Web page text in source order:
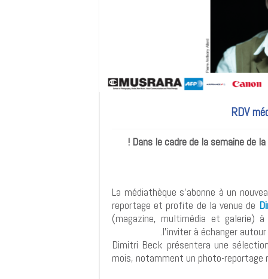
RDV
Dans le cadre de la semaine de
La médiathèque s'abonne à un
reportage et profite de la venue de
(magazine, multimédia et galerie)
l'inviter à échanger
Dimitri Beck présentera une
mois, notamment un photo-reportage